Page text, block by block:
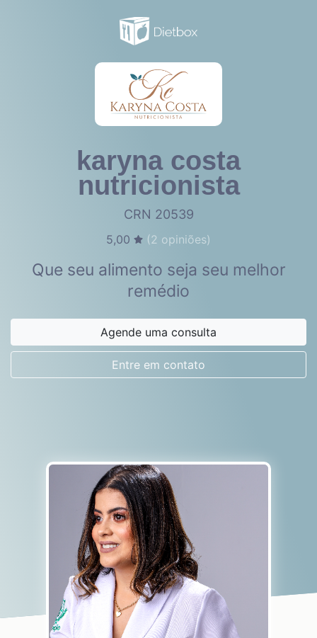
karyna costa
nutricionista
CRN 20539
5,00 (2 opiniões)
Que seu alimento seja seu melhor
remédio
Agende uma consulta
Entre em contato